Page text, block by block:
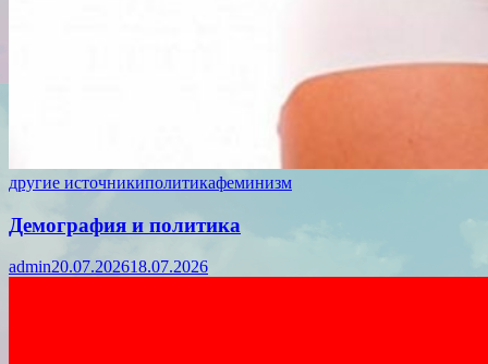
другие источникиполитикафеминизм
Демография и политика
admin20.07.202618.07.2026